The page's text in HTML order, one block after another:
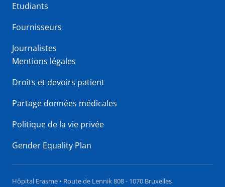
Etudiants
Fournisseurs
Journalistes
Mentions légales
Droits et devoirs patient
Partage données médicales
Politique de la vie privée
Gender Equality Plan
Hôpital Erasme • Route de Lennik 808 - 1070 Bruxelles